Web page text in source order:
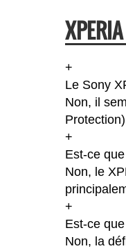
+
Le Sony
Non, il
+
Est-ce
Non, le
+
Est-ce
Non, la